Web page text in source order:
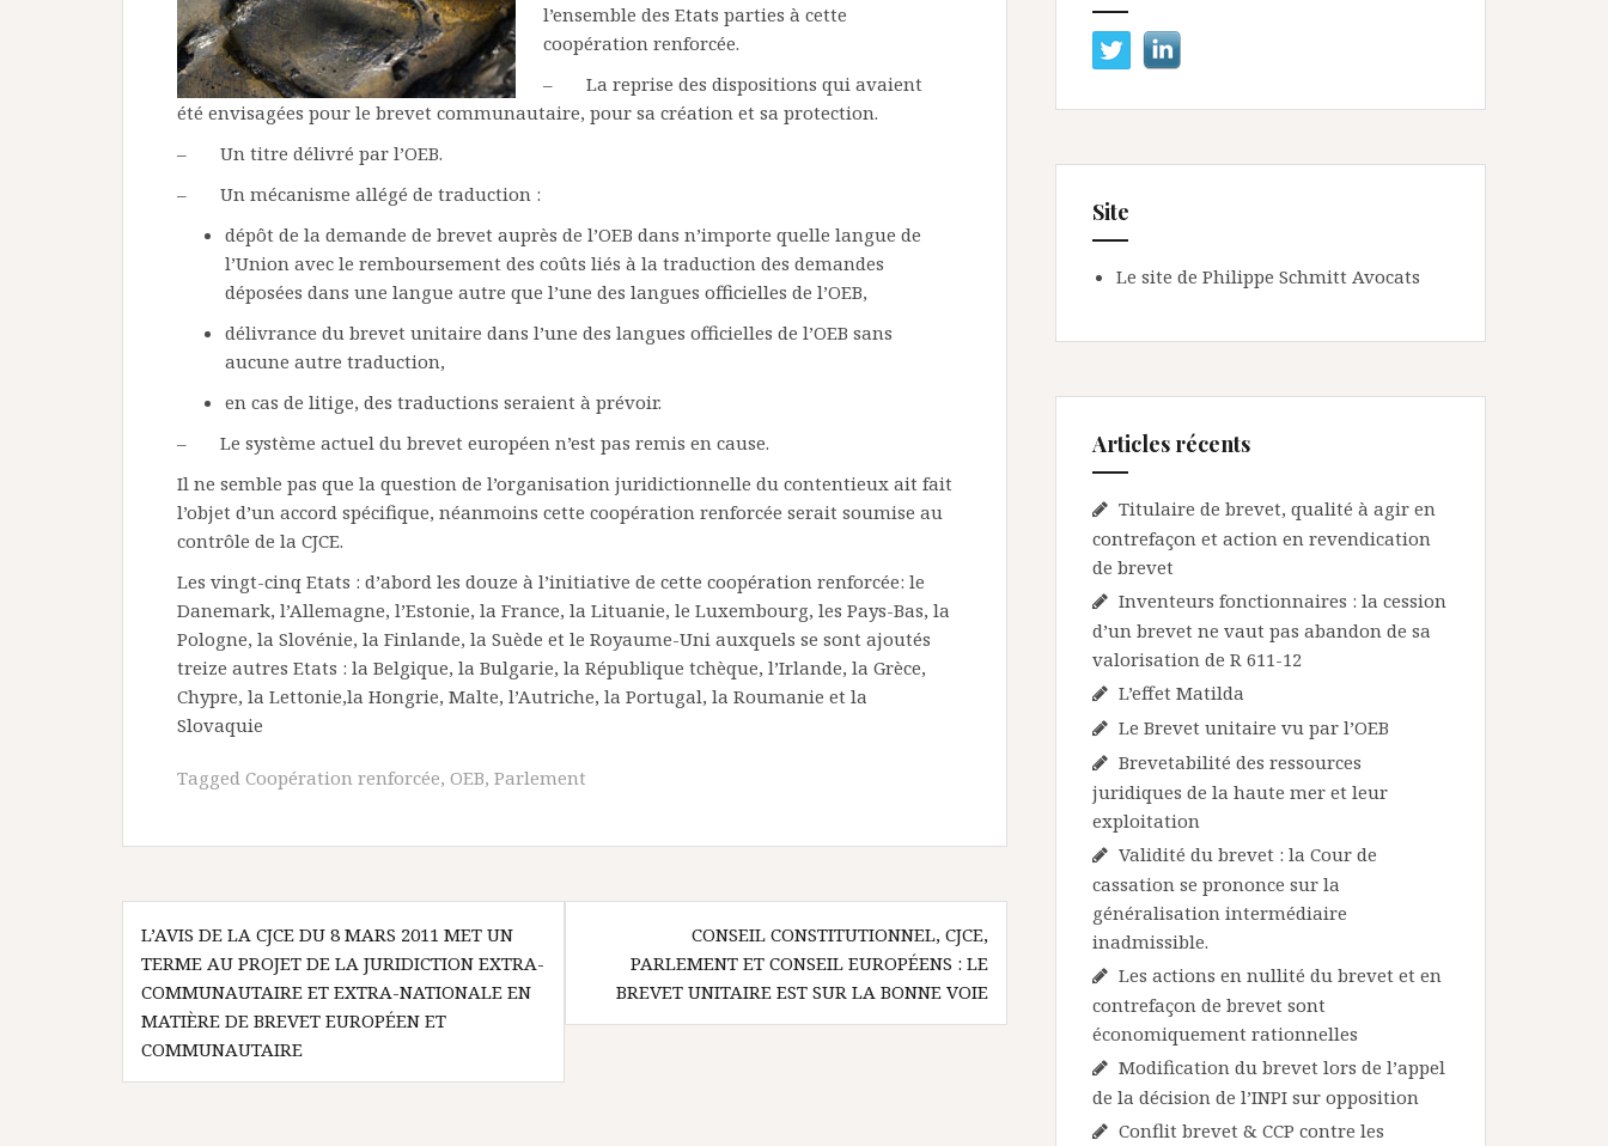
l’ensemble des Etats parties à cette
coopération renforcée.
– La reprise des dispositions qui avaient
été envisagées pour le brevet communautaire, pour sa création et sa protection.
– Un titre délivré par l’OEB.
– Un mécanisme allégé de traduction :
dépôt de la demande de brevet auprès de l’OEB dans n’importe quelle langue de
l’Union avec le remboursement des coûts liés à la traduction des demandes
déposées dans une langue autre que l’une des langues officielles de l’OEB,
délivrance du brevet unitaire dans l’une des langues officielles de l’OEB sans
aucune autre traduction,
en cas de litige, des traductions seraient à prévoir.
– Le système actuel du brevet européen n’est pas remis en cause.
Il ne semble pas que la question de l’organisation juridictionnelle du contentieux ait fait
l’objet d’un accord spécifique, néanmoins cette coopération renforcée serait soumise au
contrôle de la CJCE.
Les vingt-cinq Etats : d’abord les douze à l’initiative de cette coopération renforcée: le
Danemark, l’Allemagne, l’Estonie, la France, la Lituanie, le Luxembourg, les Pays-Bas, la
Pologne, la Slovénie, la Finlande, la Suède et le Royaume-Uni auxquels se sont ajoutés
treize autres Etats : la Belgique, la Bulgarie, la République tchèque, l’Irlande, la Grèce,
Chypre, la Lettonie,la Hongrie, Malte, l’Autriche, la Portugal, la Roumanie et la
Slovaquie
Tagged Coopération renforcée, OEB, Parlement
Navigation
de
l’article
L’AVIS DE LA CJCE DU 8 MARS 2011 MET UN
TERME AU PROJET DE LA JURIDICTION EXTRA-
COMMUNAUTAIRE ET EXTRA-NATIONALE EN
MATIÈRE DE BREVET EUROPÉEN ET
COMMUNAUTAIRE
CONSEIL CONSTITUTIONNEL, CJCE,
PARLEMENT ET CONSEIL EUROPÉENS : LE
BREVET UNITAIRE EST SUR LA BONNE VOIE
Site
Le site de Philippe Schmitt Avocats
Articles récents
Titulaire de brevet, qualité à agir en
contrefaçon et action en revendication
de brevet
Inventeurs fonctionnaires : la cession
d’un brevet ne vaut pas abandon de sa
valorisation de R 611-12
L’effet Matilda
Le Brevet unitaire vu par l’OEB
Brevetabilité des ressources
juridiques de la haute mer et leur
exploitation
Validité du brevet : la Cour de
cassation se prononce sur la
généralisation intermédiaire
inadmissible.
Les actions en nullité du brevet et en
contrefaçon de brevet sont
économiquement rationnelles
Modification du brevet lors de l’appel
de la décision de l’INPI sur opposition
Conflit brevet & CCP contre les